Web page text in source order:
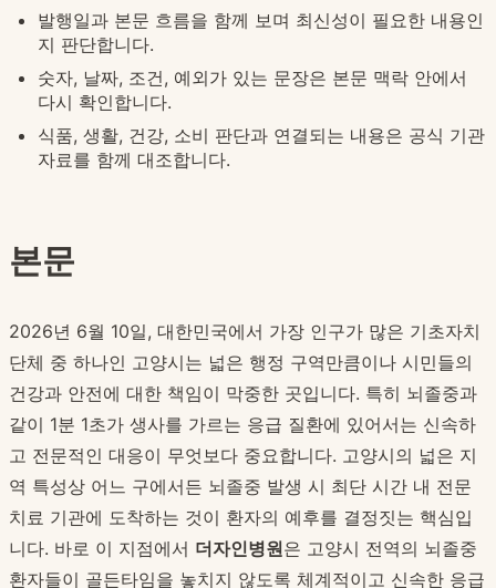
발행일과 본문 흐름을 함께 보며 최신성이 필요한 내용인
지 판단합니다.
숫자, 날짜, 조건, 예외가 있는 문장은 본문 맥락 안에서
다시 확인합니다.
식품, 생활, 건강, 소비 판단과 연결되는 내용은 공식 기관
자료를 함께 대조합니다.
본문
2026년 6월 10일, 대한민국에서 가장 인구가 많은 기초자치
단체 중 하나인 고양시는 넓은 행정 구역만큼이나 시민들의
건강과 안전에 대한 책임이 막중한 곳입니다. 특히 뇌졸중과
같이 1분 1초가 생사를 가르는 응급 질환에 있어서는 신속하
고 전문적인 대응이 무엇보다 중요합니다. 고양시의 넓은 지
역 특성상 어느 구에서든 뇌졸중 발생 시 최단 시간 내 전문
치료 기관에 도착하는 것이 환자의 예후를 결정짓는 핵심입
니다. 바로 이 지점에서 더자인병원은 고양시 전역의 뇌졸중
환자들이 골든타임을 놓치지 않도록 체계적이고 신속한 응급